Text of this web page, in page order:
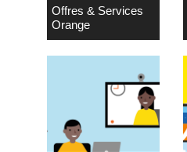
Offres & Services
Orange